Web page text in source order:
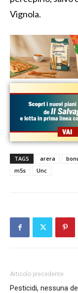
Vignola.
TAGS arera
m5s
Unc
Articolo precedente
Pesticidi, nessuna